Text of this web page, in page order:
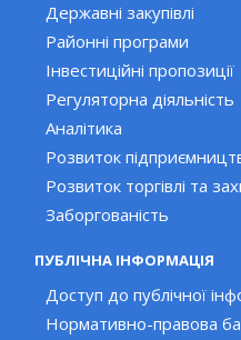
Державні закупівлі
Районні програми
Інвестиційні пропозиції
Регуляторна діяльність
Аналітика
Розвиток
Розвиток торгівлі та
Заборгованість
ПУБЛІЧНА ІНФОРМАЦІЯ
Доступ до публічної
Нормативно-правова